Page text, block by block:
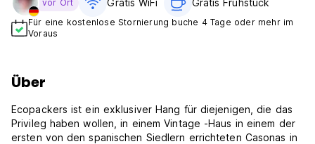
vor Ort Gratis WiFi Gratis Frühstück
Für eine kostenlose Stornierung buche 4 Tage oder mehr im
Voraus
Über
Ecopackers ist ein exklusiver Hang für diejenigen, die das
Privileg haben wollen, in einem Vintage -Haus in einem der
ersten von den spanischen Siedlern errichteten Casonas in